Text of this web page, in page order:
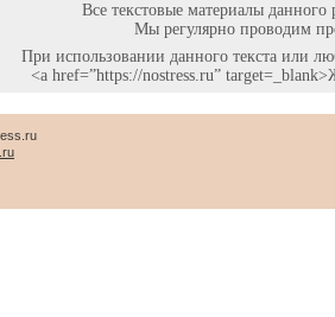
Все текстовые материалы данного
Мы регулярно проводим
При использовании данного текста или
<a href=”https://nostress.ru”